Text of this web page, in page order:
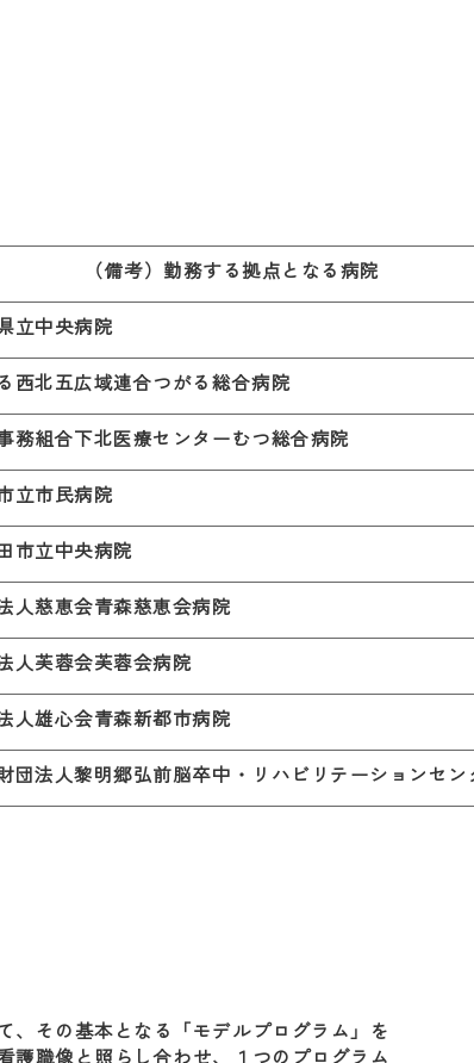
（備考）勤務する拠点となる病院
立中央病院
西北五広域連合つがる総合病院
務組合下北医療センターむつ総合病院
立市民病院
市立中央病院
人慈恵会青森慈恵会病院
人芙蓉会芙蓉会病院
人雄心会青森新都市病院
団法人黎明郷弘前脳卒中・リハビリテーションセン
その基本となる「モデルプログラム」を
護職像と照らし合わせ、１つのプログラム